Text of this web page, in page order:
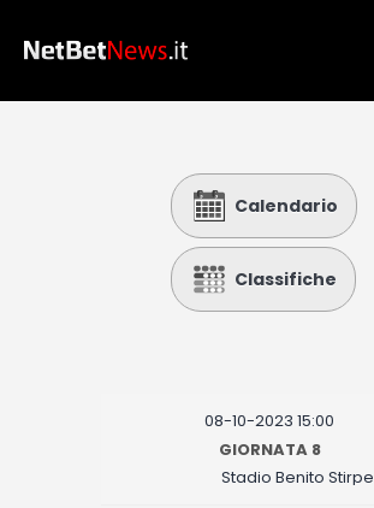
Calcio
Basket
Fantacalcio
I consigli di Giulia
Calendario
Classifiche
08-10-2023 15:00
GIORNATA 8
Stadio Benito Stirpe